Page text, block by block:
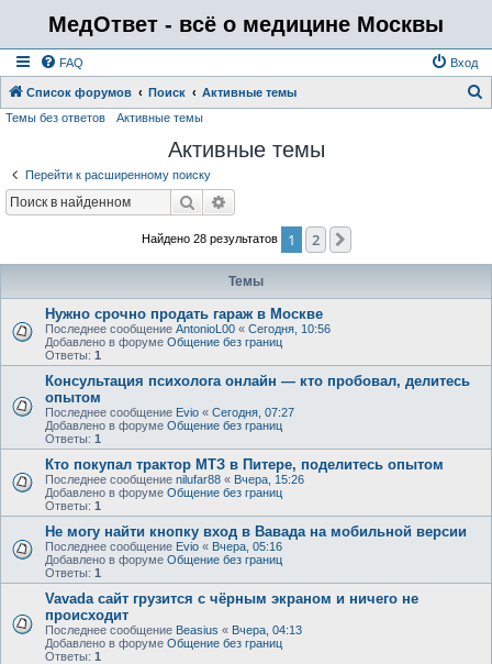
МедОтвет - всё о медицине Москвы
FAQ Вход
Список форумов Поиск Активные темы
Темы без ответов Активные темы
Активные темы
Перейти к расширенному поиску
Поиск
Найдено 28 результатов 1 2
Темы
Нужно срочно продать гараж в Москве
Последнее сообщение AntonioL00 « Сегодня, 10:56
Добавлено в форуме Общение без границ
Ответы: 1
Консультация психолога онлайн — кто пробовал, делитесь
опытом
Последнее сообщение Evio « Сегодня, 07:27
Добавлено в форуме Общение без границ
Ответы: 1
Кто покупал трактор МТЗ в Питере, поделитесь опытом
Последнее сообщение nilufar88 « Вчера, 15:26
Добавлено в форуме Общение без границ
Ответы: 1
Не могу найти кнопку вход в Вавада на мобильной версии
Последнее сообщение Evio « Вчера, 05:16
Добавлено в форуме Общение без границ
Ответы: 1
Vavada сайт грузится с чёрным экраном и ничего не
происходит
Последнее сообщение Beasius « Вчера, 04:13
Добавлено в форуме Общение без границ
Ответы: 1